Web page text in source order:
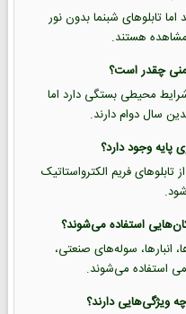
تابلوهای شبنما بدون نور
هستند.
محیطی بستگی دارد اما
سال دوام دارند.
تابلوهای فریم الکترواستاتیک
انبارها، سوله‌های صنعتی،
استفاده می‌شوند.